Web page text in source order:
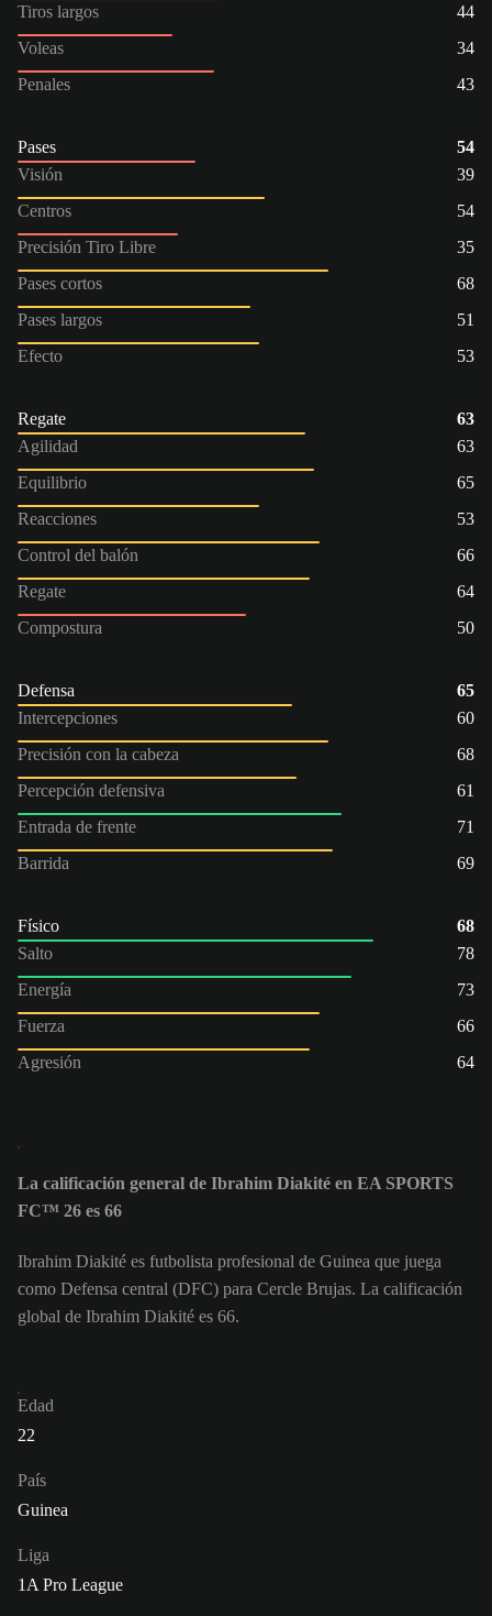
Tiros largos
44
Voleas
34
Penales
43
Pases
54
Visión
39
Centros
54
Precisión Tiro Libre
35
Pases cortos
68
Pases largos
51
Efecto
53
Regate
63
Agilidad
63
Equilibrio
65
Reacciones
53
Control del balón
66
Regate
64
Compostura
50
Defensa
65
Intercepciones
60
Precisión con la cabeza
68
Percepción defensiva
61
Entrada de frente
71
Barrida
69
Físico
68
Salto
78
Energía
73
Fuerza
66
Agresión
64
La calificación general de Ibrahim Diakité en EA SPORTS
FC™ 26 es 66
Ibrahim Diakité es futbolista profesional de Guinea que juega
como Defensa central (DFC) para Cercle Brujas. La calificación
global de Ibrahim Diakité es 66.
Edad
22
País
Guinea
Liga
1A Pro League